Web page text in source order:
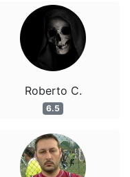
Roberto C.
6.5